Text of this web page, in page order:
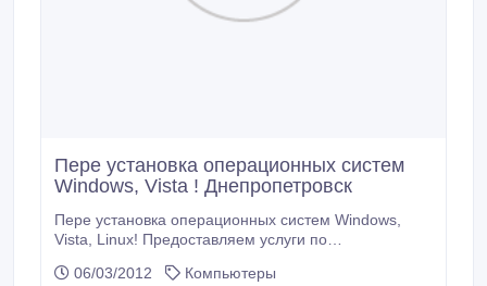
Пере установка операционных систем
Windows, Vista ! Днепропетровск
Пере установка операционных систем Windows,
Vista, Linux! Предоставляем услуги по
повреждении операционной системы и так далее!
06/03/2012
Компьютеры